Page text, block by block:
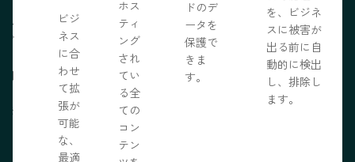
ル
ブ
ビジ
ネス
に合
わせ
て拡
張が
可能
な、
最適
ホス
ティ
ング
され
てい
る全
ての
コン
テン
ドのデ
ータを
保護で
きま
す。
を、ビジネ
スに被害が
出る前に自
動的に検出
し、排除し
ます。